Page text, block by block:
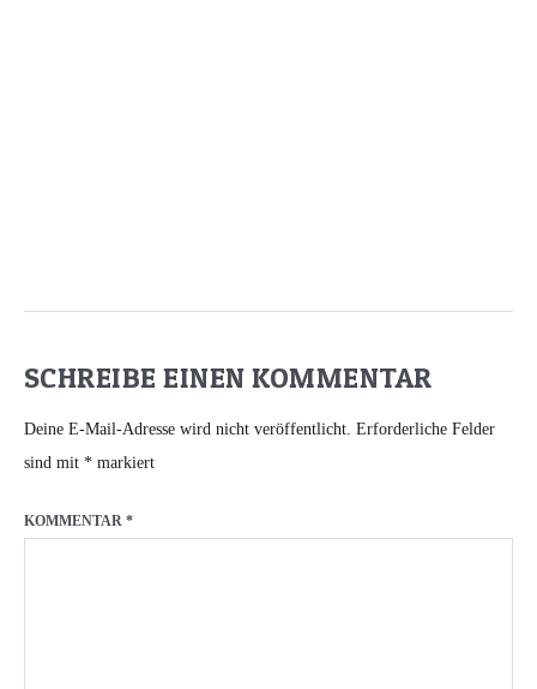
SCHREIBE EINEN KOMMENTAR
Deine E-Mail-Adresse wird nicht veröffentlicht. Erforderliche Felder
sind mit * markiert
KOMMENTAR *